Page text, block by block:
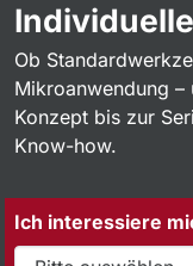
Ob
Mikroanwendung –
Konzept bis zur
Know-how.
Ich interessiere